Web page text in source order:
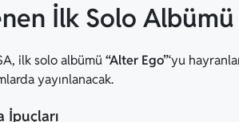
İlk Solo
ilk solo albümü“Alter Ego”‘yu
yayınlanacak.
İpuçları